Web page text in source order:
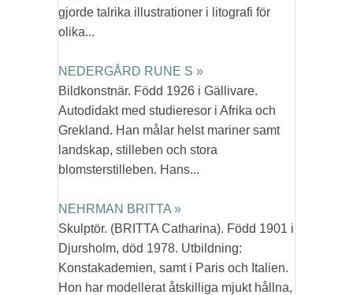
gjorde talrika illustrationer i litografi för
olika...
NEDERGÅRD RUNE S »
Bildkonstnär. Född 1926 i Gällivare.
Autodidakt med studieresor i Afrika och
Grekland. Han målar helst mariner samt
landskap, stilleben och stora
blomsterstilleben. Hans...
NEHRMAN BRITTA »
Skulptör. (BRITTA Catharina). Född 1901 i
Djursholm, död 1978. Utbildning:
Konstakademien, samt i Paris och Italien.
Hon har modellerat åtskilliga mjukt hållna,